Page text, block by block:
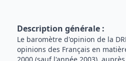
Description générale :
Le baromètre d'opinion de la
opinions des Français en